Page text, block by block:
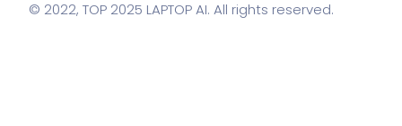
© 2022, TOP 2025 LAPTOP AI. All rights reserved.